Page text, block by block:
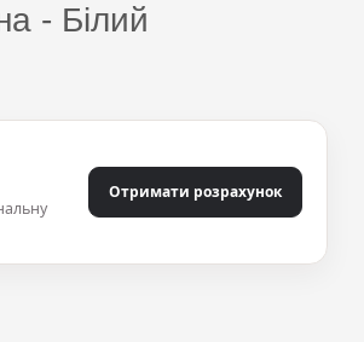
- Білий
Отримати розрахунок